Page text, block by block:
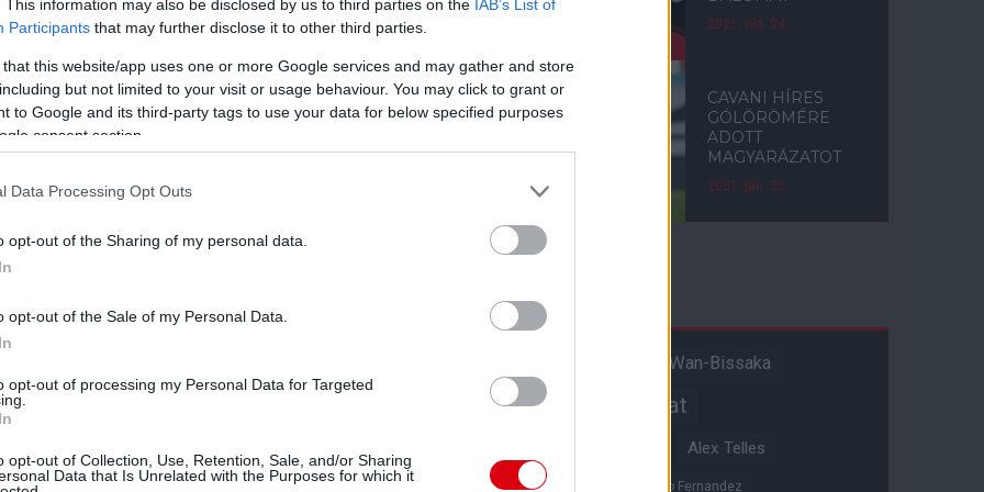
This information may also be disclosed by us to third parties on the IAB’s List of
Participants that may further disclose it to other third parties.
that this website/app uses one or more Google services and may gather and store
but not limited to your visit or usage behaviour. You may click to grant or
to Google and its third-party tags to use your data for below specified purposes
consent section.
Data Processing Opt Outs
opt-out of the Sharing of my personal data.
opt-out of the Sale of my Personal Data.
opt-out of processing my Personal Data for Targeted
opt-out of Collection, Use, Retention, Sale, and/or Sharing
Data that Is Unrelated with the Purposes for which it
jól kell elköltenie a rendelkezésére álló összeget, és az
következõ szezonban újra a csúcson lehet.
Ligájában? Semmi. Majd ott lesznek azután, meg
anyagilag a padlóra kerülnek egy sikertelen szezont
hiszem. Glazerék szótárából úgy tûnik, hogy hiányzik
az esetleges bevételkiesés pótlásáról. Vagy az
szurkoló: a Liverpool visszaveszi a hatalmat? Nos
a City vagy a Chelsea idén a koronára, de ha ne adj'
mögött állnának a sorban.
évben hatalmas csaták várhatóak az élen és bármi
izgalmak, óriási tragédiák, mérhetetlen dicsõség
on is!
működését!
2021. okt. 04.
CAVANI HÍRES
GÓLÖRÖMÉRE
ADOTT
MAGYARÁZATOT
2021. jan. 22.
Aaron Wan-Bissaka
Akadémiai csapat
Alex Telles
Altay Bayindir Alvaro Fernandez